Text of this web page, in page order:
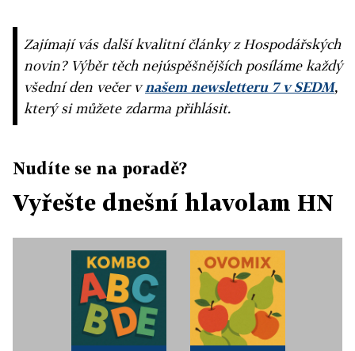
Zajímají vás další kvalitní články z Hospodářských
novin? Výběr těch nejúspěšnějších posíláme každý
všední den večer vnašem newsletteru 7 v SEDM,
který si můžete zdarma přihlásit.
Nudíte se na poradě?
Vyřešte dnešní hlavolam HN